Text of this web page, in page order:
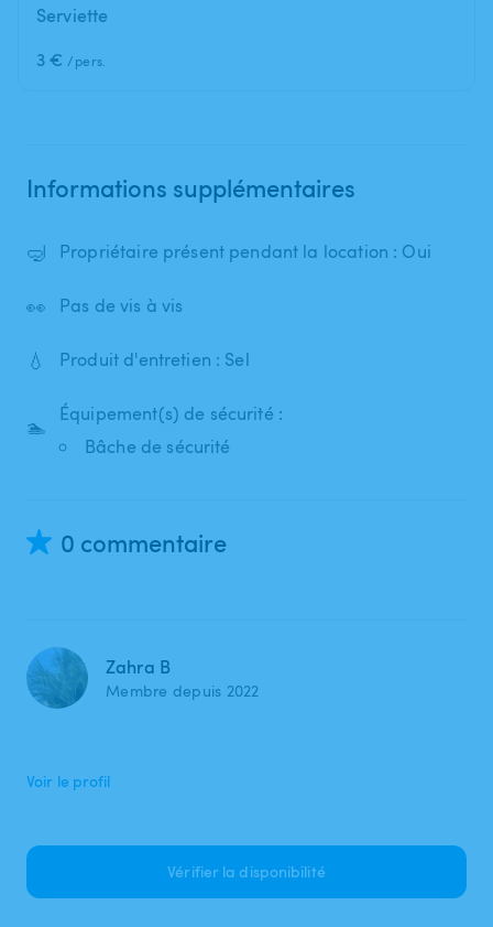
Serviette
3 € /pers.
Informations supplémentaires
🤿 Propriétaire présent pendant la location : Oui
👀 Pas de vis à vis
💧 Produit d'entretien : Sel
🏊
Équipement(s) de sécurité :
Bâche de sécurité
0 commentaire
Zahra B
Membre depuis 2022
Voir le profil
Vérifier la disponibilité